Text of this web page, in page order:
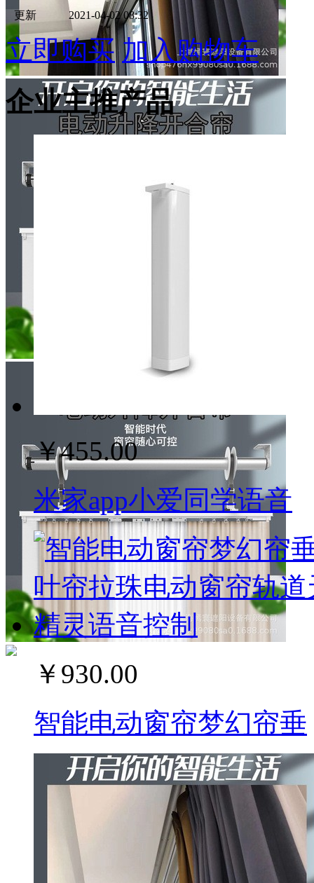
更新 2021-04-02 08:32
立即购买 加入购物车
企业主推产品
￥455.00
米家app小爱同学语音
￥930.00
智能电动窗帘梦幻帘垂